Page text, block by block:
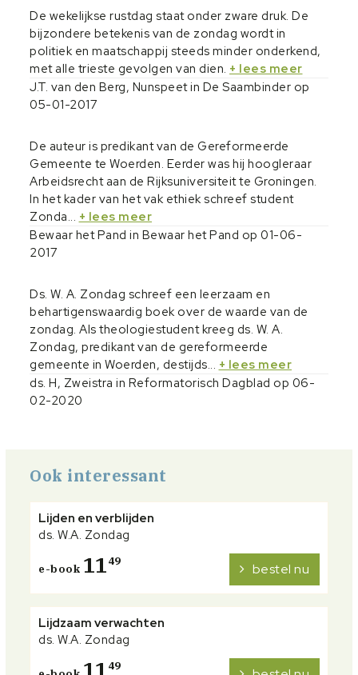
De wekelijkse rustdag staat onder zware druk. De
bijzondere betekenis van de zondag wordt in
politiek en maatschappij steeds minder onderkend,
met alle trieste gevolgen van dien. + lees meer
J.T. van den Berg, Nunspeet in De Saambinder op
05-01-2017
De auteur is predikant van de Gereformeerde
Gemeente te Woerden. Eerder was hij hoogleraar
Arbeidsrecht aan de Rijksuniversiteit te Groningen.
In het kader van het vak ethiek schreef student
Zonda... + lees meer
Bewaar het Pand in Bewaar het Pand op 01-06-
2017
Ds. W. A. Zondag schreef een leerzaam en
behartigenswaardig boek over de waarde van de
zondag. Als theologiestudent kreeg ds. W. A.
Zondag, predikant van de gereformeerde
gemeente in Woerden, destijds... + lees meer
ds. H, Zweistra in Reformatorisch Dagblad op 06-
02-2020
Ook interessant
Lijden en verblijden
ds. W.A. Zondag
e-book 1149 bestel nu
Lijdzaam verwachten
ds. W.A. Zondag
1149